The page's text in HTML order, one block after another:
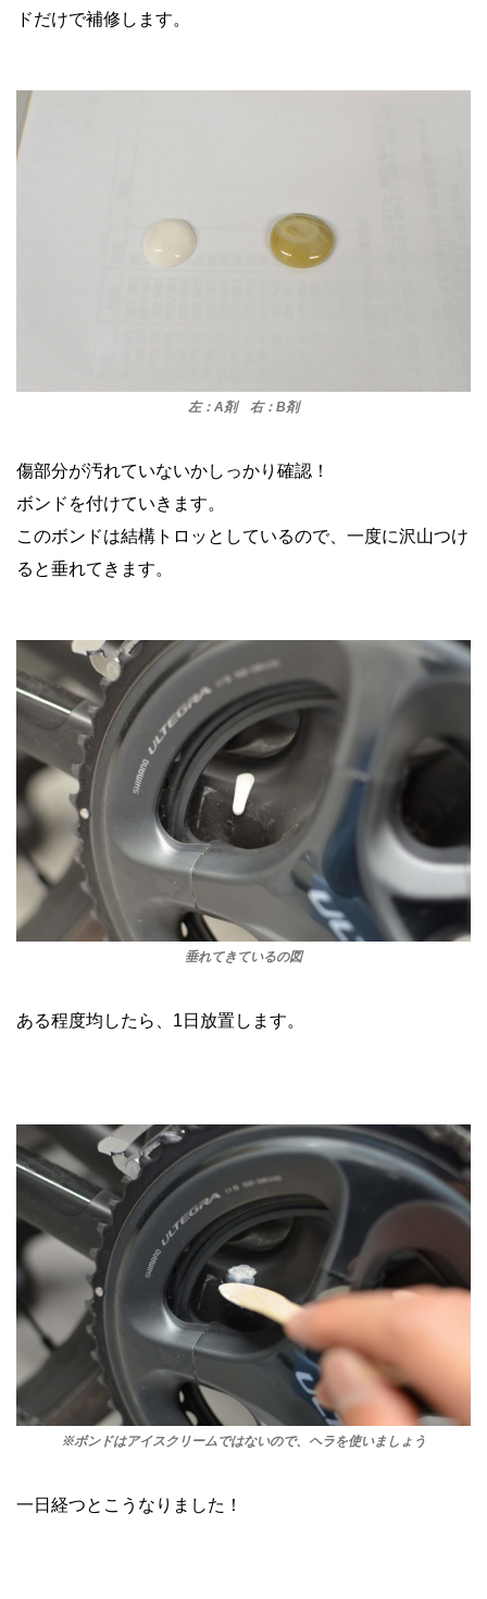
ドだけで補修します。
左：A剤 右：B剤
傷部分が汚れていないかしっかり確認！
ボンドを付けていきます。
このボンドは結構トロッとしているので、一度に沢山つけ
ると垂れてきます。
垂れてきているの図
ある程度均したら、1日放置します。
※ボンドはアイスクリームではないので、ヘラを使いましょう
一日経つとこうなりました！